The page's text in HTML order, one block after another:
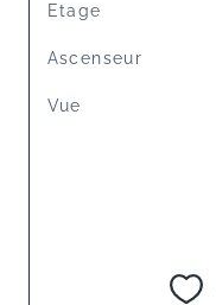
Etage
Ascenseur
Vue